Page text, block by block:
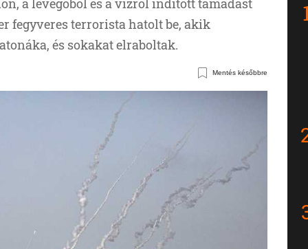
fegyveres terrorista hatolt be, akik
és sokakat elraboltak.
Mentés későbbre